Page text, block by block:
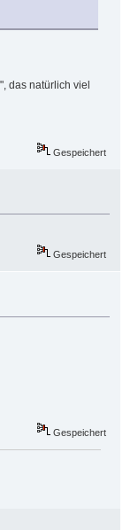
das natürlich viel
Gespeichert
Gespeichert
Gespeichert